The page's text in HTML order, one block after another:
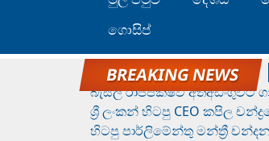
ගොසිප්
රන් ගෙනා රුමේෂ්ගේ හෙල්ලය
බැසිල් රාජපක්ෂව
ශ්‍රී ලංකන් හිටපු CEO කපිල
හිටපු පාර්ලිමේන්තු මන්ත්‍රී